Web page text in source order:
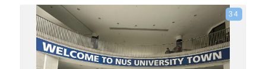
34